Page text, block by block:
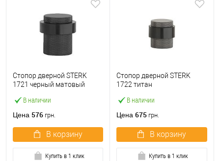
В наличии
Стопор дверной STERK
1721 черный матовый
Цена 576 грн.
В корзину
Купить в 1 клик
В наличии
Стопор дверной STERK
1722 титан
Цена 675 грн.
В корзину
Купить в 1 клик